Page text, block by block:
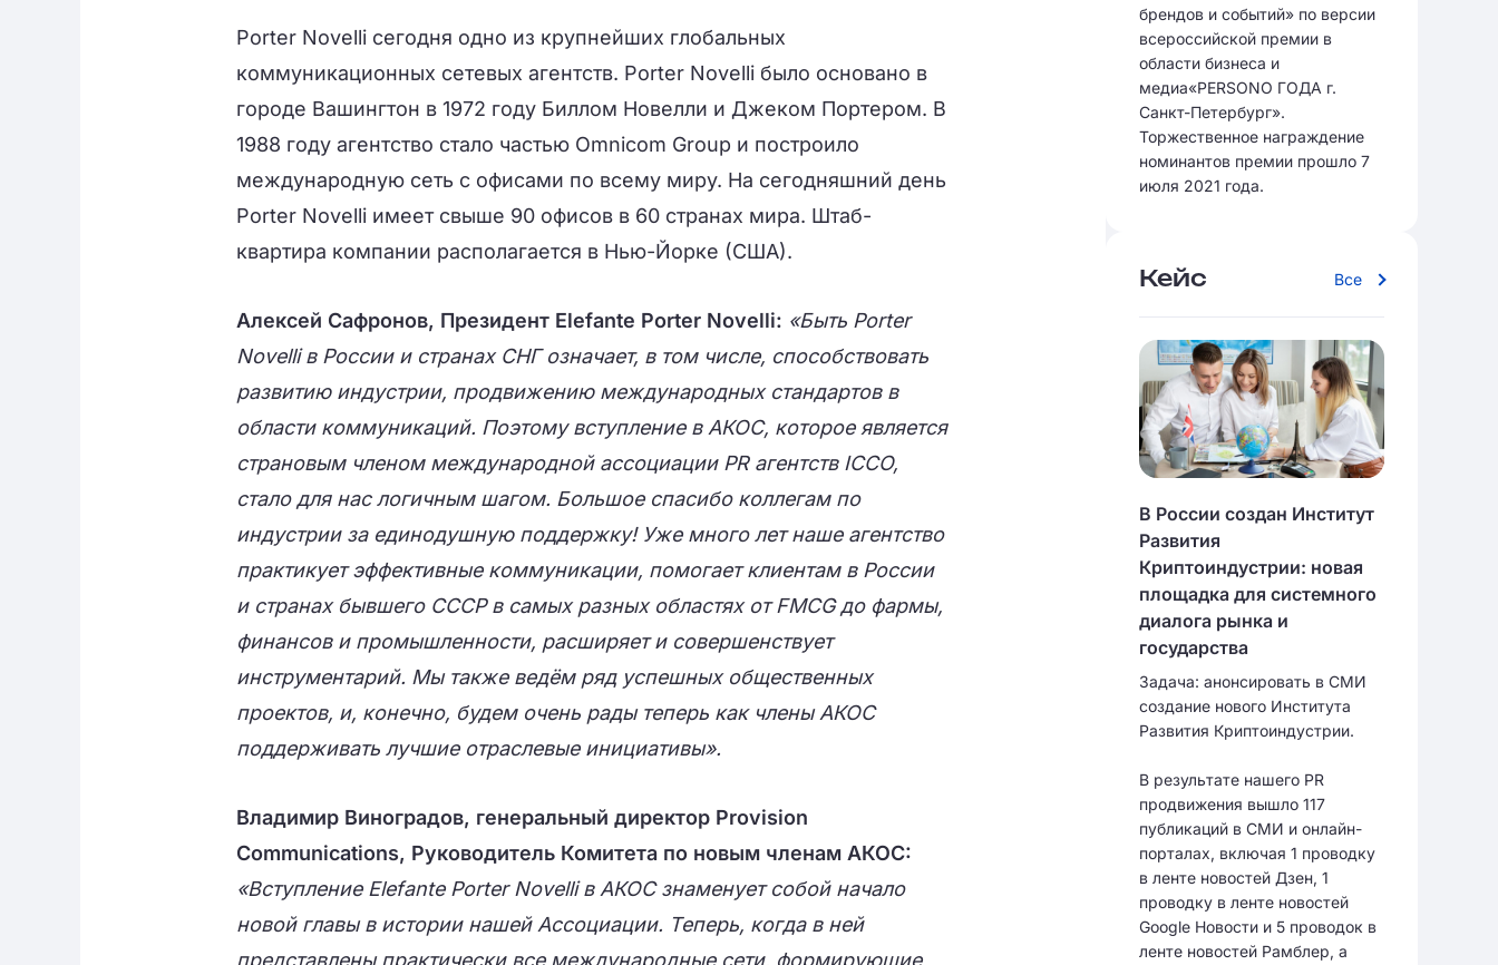
Porter Novelli сегодня одно из крупнейших глобальных
коммуникационных сетевых агентств. Porter Novelli было основано в
городе Вашингтон в 1972 году Биллом Новелли и Джеком Портером. В
1988 году агентство стало частью Omnicom Group и построило
международную сеть с офисами по всему миру. На сегодняшний день
Porter Novelli имеет свыше 90 офисов в 60 странах мира. Штаб-
квартира компании располагается в Нью-Йорке (США).
Алексей Сафронов, Президент Elefante Porter Novelli: «Быть Porter
Novelli в России и странах СНГ означает, в том числе, способствовать
развитию индустрии, продвижению международных стандартов в
области коммуникаций. Поэтому вступление в АКОС, которое является
страновым членом международной ассоциации PR агентств ICCO,
стало для нас логичным шагом. Большое спасибо коллегам по
индустрии за единодушную поддержку! Уже много лет наше агентство
практикует эффективные коммуникации, помогает клиентам в России
и странах бывшего СССР в самых разных областях от FMCG до фармы,
финансов и промышленности, расширяет и совершенствует
инструментарий. Мы также ведём ряд успешных общественных
проектов, и, конечно, будем очень рады теперь как члены АКОС
поддерживать лучшие отраслевые инициативы».
Владимир Виноградов, генеральный директор Provision
Communications, Руководитель Комитета по новым членам АКОС:
«Вступление Elefante Porter Novelli в АКОС знаменует собой начало
новой главы в истории нашей Ассоциации. Теперь, когда в ней
представлены практически все международные сети, формирующие
брендов и событий» по версии
всероссийской премии в
области бизнеса и
медиа«PERSONO ГОДА г.
Санкт-Петербург».
Торжественное награждение
номинантов премии прошло 7
июля 2021 года.
Кейс Все
В России создан Институт
Развития
Криптоиндустрии: новая
площадка для системного
диалога рынка и
государства
Задача: анонсировать в СМИ
создание нового Института
Развития Криптоиндустрии.
В результате нашего PR
продвижения вышло 117
публикаций в СМИ и онлайн-
порталах, включая 1 проводку
в ленте новостей Дзен, 1
проводку в ленте новостей
Google Новости и 5 проводок в
ленте новостей Рамблер, а